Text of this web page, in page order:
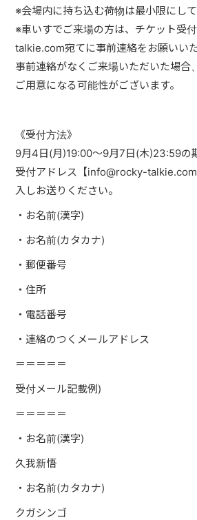
※会場内に持ち込む荷物は最小限にして
※車いすでご来場の方は、チケット受
talkie.com宛てに事前連絡をお願いいた
事前連絡がなくご来場いただいた場合
ご用意になる可能性がございます。
《受付方法》
9月4日(月)19:00～9月7日(木)23:59の
受付アドレス【info@rocky-talkie.com
入しお送りください。
・お名前(漢字)
・お名前(カタカナ)
・郵便番号
・住所
・電話番号
・連絡のつくメールアドレス
＝＝＝＝＝
受付メール記載例)
＝＝＝＝＝
・お名前(漢字)
久我新悟
・お名前(カタカナ)
クガシンゴ